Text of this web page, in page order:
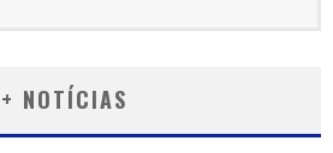
+ NOTÍCIAS